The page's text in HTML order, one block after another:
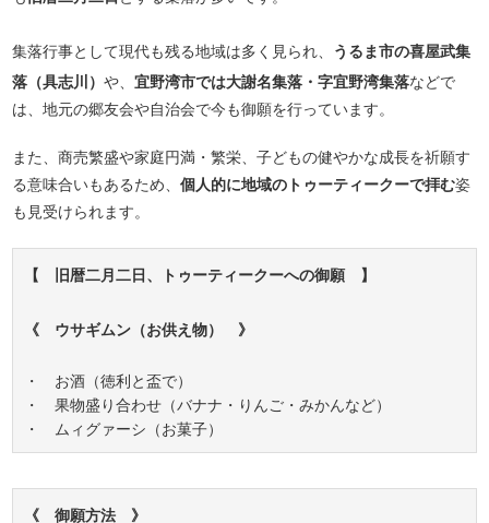
集落行事として現代も残る地域は多く見られ、
うるま市の喜屋武集
落（具志川）や、宜野湾市では大謝名集落・字宜野湾集落などで
は、地元の郷友会や自治会で今も御願を行っています。
また、商売繁盛や家庭円満・繁栄、子どもの健やかな成長を祈願す
る意味合いもあるため、個人的に地域のトゥーティークーで拝む姿
も見受けられます。
【 旧暦二月二日、トゥーティークーへの御願 】
《 ウサギムン（お供え物） 》
・ お酒（徳利と盃で）
・ 果物盛り合わせ（バナナ・りんご・みかんなど）
・ ムィグァーシ（お菓子）
《 御願方法 》